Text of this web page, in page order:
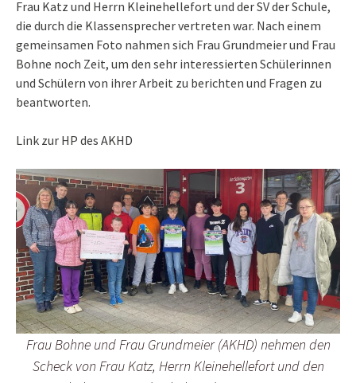
Frau Katz und Herrn Kleinehellefort und der SV der Schule,
die durch die Klassensprecher vertreten war. Nach einem
gemeinsamen Foto nahmen sich Frau Grundmeier und Frau
Bohne noch Zeit, um den sehr interessierten Schülerinnen
und Schülern von ihrer Arbeit zu berichten und Fragen zu
beantworten.
Link zur HP des AKHD
Frau Bohne und Frau Grundmeier (AKHD) nehmen den
Scheck von Frau Katz, Herrn Kleinehellefort und den